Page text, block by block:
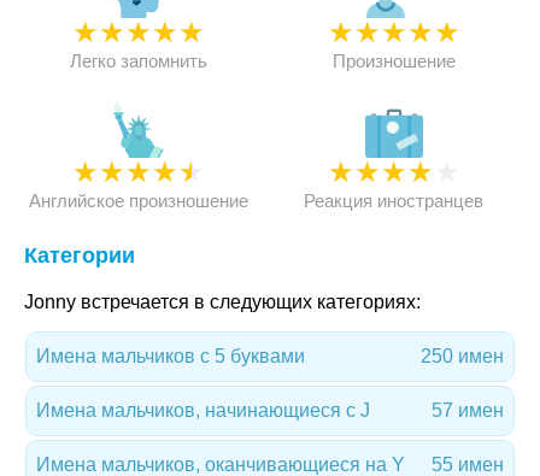
★★★★★
Легко запомнить
★★★★★
Произношение
★★★★★
Английское произношение
★★★★
Реакция иностранцев
Категории
Jonny встречается в следующих категориях:
Имена мальчиков с 5 буквами 250 имен
Имена мальчиков, начинающиеся с J 57 имен
Имена мальчиков, оканчивающиеся на Y 55 имен